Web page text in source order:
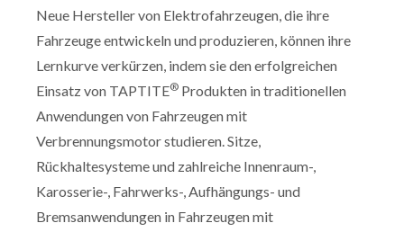
Neue Hersteller von Elektrofahrzeugen, die ihre
Fahrzeuge entwickeln und produzieren, können ihre
Lernkurve verkürzen, indem sie den erfolgreichen
Einsatz von TAPTITE® Produkten in traditionellen
Anwendungen von Fahrzeugen mit
Verbrennungsmotor studieren. Sitze,
Rückhaltesysteme und zahlreiche Innenraum-,
Karosserie-, Fahrwerks-, Aufhängungs- und
Bremsanwendungen in Fahrzeugen mit